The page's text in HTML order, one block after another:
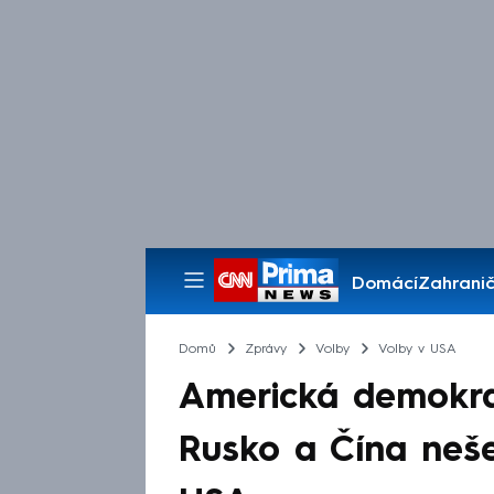
Domácí
Pořady
Domů Zprávy Volby Volby v USA
Americká
Rusko a Čína